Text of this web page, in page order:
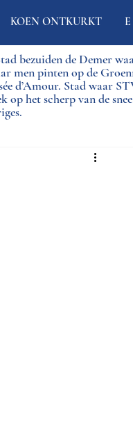
KOEN ONTKURKT
bezuiden de Demer
men pinten op de
d’Amour. Stad waar
op het scherp van de